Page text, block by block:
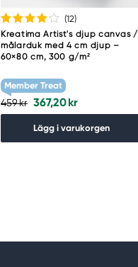
(12)
Kreatima Artist's djup canvas /
målarduk med 4 cm djup –
60×80 cm, 300 g/m²
Member Treat
459 kr 367,20 kr
Lägg i varukorgen